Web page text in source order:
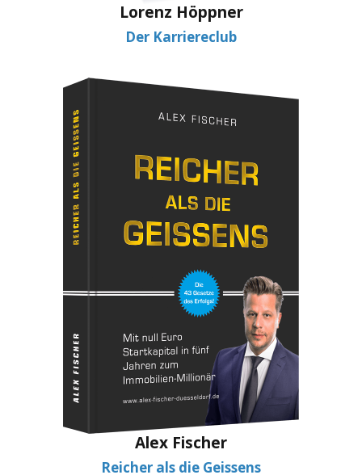
Lorenz Höppner
Der Karriereclub
Alex Fischer
Reicher als die Geissens